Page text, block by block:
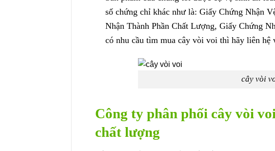
số chứng chỉ khác như là: Giấy Chứng Nhận
Nhận Thành Phần Chất Lượng, Giấy Chứng
có nhu cầu tìm mua cây vòi voi thì hãy liên hệ
cây vòi
Công ty phân phối cây vòi
chất lượng